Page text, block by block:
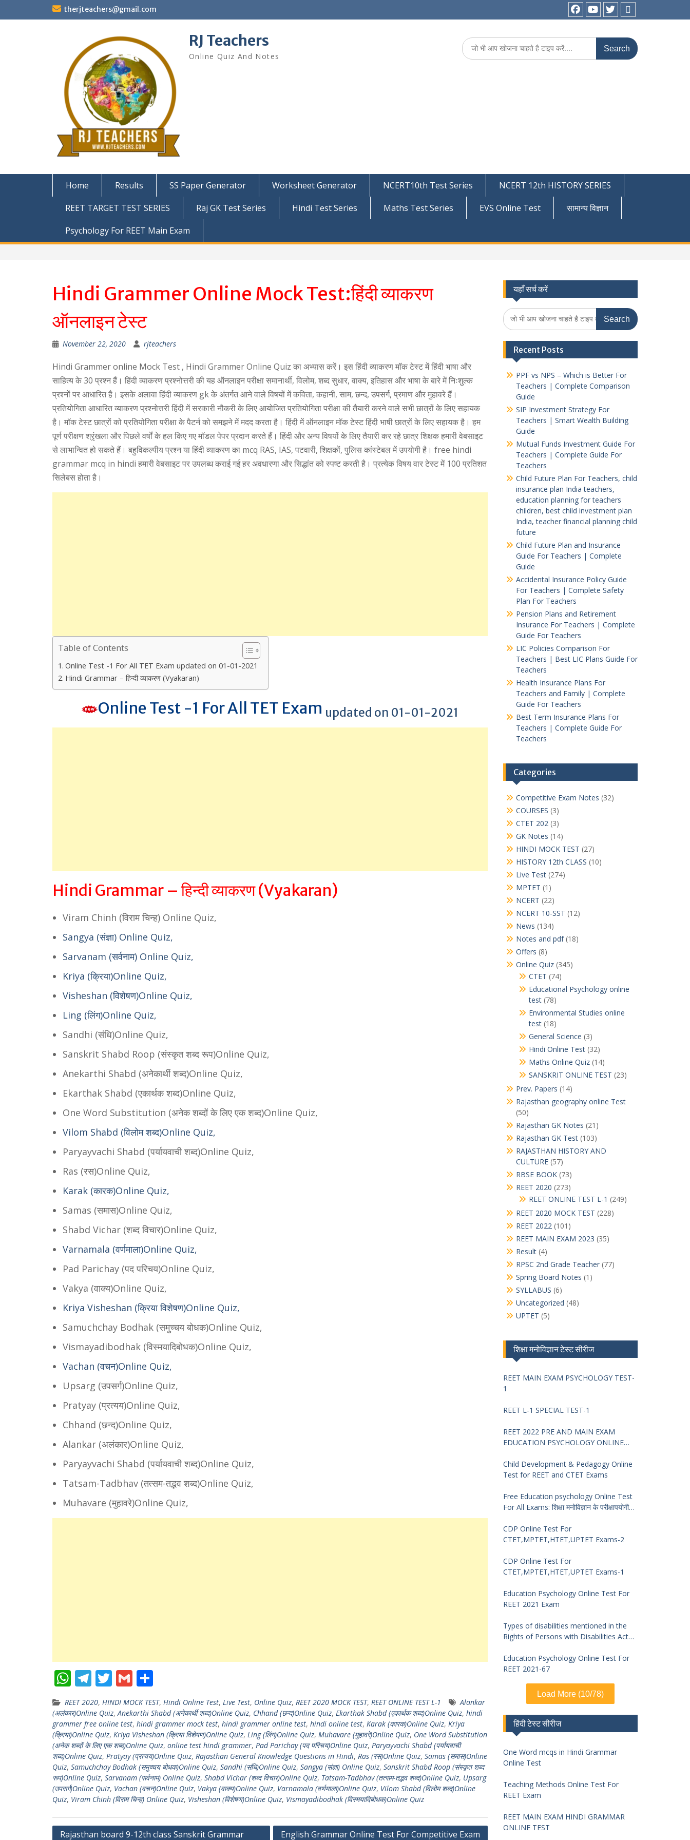
therjteachers@gmail.com
facebookyoutubeTwitterWhatsApp
RJ Teachers
Online Quiz And Notes
Search
for:
Home Results SS Paper Generator Worksheet Generator NCERT10th Test Series
NCERT 12th HISTORY SERIES
REET TARGET TEST SERIES
Raj GK Test Series Hindi Test Series Maths Test Series EVS Online Test
सामान्य विज्ञान
Psychology For REET Main Exam
Hindi Grammer Online Mock Test:हिंदी व्याकरण
ऑनलाइन टेस्ट
November 22, 2020 rjteachers
Hindi Grammer online Mock Test , Hindi Grammer Online Quiz का अभ्यास करें। इस हिंदी व्याकरण मॉक टेस्ट में हिंदी भाषा और
साहित्य के 30 प्रश्न हैं। हिंदी व्याकरण प्रश्नोत्तरी की यह ऑनलाइन परीक्षा समानार्थी, विलोम, शब्द सुधार, वाक्य, इतिहास और भाषा के बारे में निःशुल्क
प्रश्नों पर आधारित है। इसके अलावा हिंदी व्याकरण gk के अंतर्गत आने वाले विषयों में कविता, कहानी, साम, छन्द, उपसर्ग, प्रमाण और मुहावरे हैं।
प्रतियोगिता आधारित व्याकरण प्रश्नोत्तरी हिंदी में सरकारी नौकरी के लिए आयोजित प्रतियोगिता परीक्षा की तैयारी करने वाले सभी छात्रों के लिए सहायक
है। मॉक टेस्ट छात्रों को प्रतियोगिता परीक्षा के पैटर्न को समझने में मदद करता है। हिंदी में ऑनलाइन मॉक टेस्ट हिंदी भाषी छात्रों के लिए सहायक है। हम
पूर्ण परीक्षण श्रृंखला और पिछले वर्षों के हल किए गए मॉडल पेपर प्रदान करते हैं। हिंदी और अन्य विषयों के लिए तैयारी कर रहे छात्र शिक्षक हमारी वेबसाइट
से लाभान्वित हो सकते हैं। बहुविकल्पीय प्रश्न या हिंदी व्याकरण का mcq RAS, IAS, पटवारी, शिक्षकों, पुलिस कांस्टेबल में उपयोगी है। free hindi
grammar mcq in hindi हमारी वेबसाइट पर उपलब्ध कराई गई हर अवधारणा और सिद्धांत को स्पष्ट करती है। प्रत्येक विषय वार टेस्ट में 100 प्रतिशत
सिलेबस होता है।
Table of Contents
Online Test -1 For All TET Exam updated on 01-01-2021
Hindi Grammar – हिन्दी व्याकरण (Vyakaran)
Online Test -1 For All TET Exam updated on 01-01-2021
Hindi Grammar – हिन्दी व्याकरण (Vyakaran)
Viram Chinh (विराम चिन्ह) Online Quiz,
Sangya (संज्ञा) Online Quiz,
Sarvanam (सर्वनाम) Online Quiz,
Kriya (क्रिया)Online Quiz,
Visheshan (विशेषण)Online Quiz,
Ling (लिंग)Online Quiz,
Sandhi (संधि)Online Quiz,
Sanskrit Shabd Roop (संस्कृत शब्द रूप)Online Quiz,
Anekarthi Shabd (अनेकार्थी शब्द)Online Quiz,
Ekarthak Shabd (एकार्थक शब्द)Online Quiz,
One Word Substitution (अनेक शब्दों के लिए एक शब्द)Online Quiz,
Vilom Shabd (विलोम शब्द)Online Quiz,
Paryayvachi Shabd (पर्यायवाची शब्द)Online Quiz,
Ras (रस)Online Quiz,
Karak (कारक)Online Quiz,
Samas (समास)Online Quiz,
Shabd Vichar (शब्द विचार)Online Quiz,
Varnamala (वर्णमाला)Online Quiz,
Pad Parichay (पद परिचय)Online Quiz,
Vakya (वाक्य)Online Quiz,
Kriya Visheshan (क्रिया विशेषण)Online Quiz,
Samuchchay Bodhak (समुच्चय बोधक)Online Quiz,
Vismayadibodhak (विस्मयादिबोधक)Online Quiz,
Vachan (वचन)Online Quiz,
Upsarg (उपसर्ग)Online Quiz,
Pratyay (प्रत्यय)Online Quiz,
Chhand (छन्द)Online Quiz,
Alankar (अलंकार)Online Quiz,
Paryayvachi Shabd (पर्यायवाची शब्द)Online Quiz,
Tatsam-Tadbhav (तत्सम-तद्भव शब्द)Online Quiz,
Muhavare (मुहावरे)Online Quiz,
W
h
at
s
A
p
p
T
el
e
gr
a
m
T
w
itt
er
G
m
ai
l
h
ar
e
REET 2020, HINDI MOCK TEST, Hindi Online Test, Live Test, Online Quiz, REET 2020 MOCK TEST, REET ONLINE TEST L-1
Alankar
(अलंकार)Online Quiz,Anekarthi Shabd (अनेकार्थी शब्द)Online Quiz, Chhand (छन्द)Online Quiz, Ekarthak Shabd (एकार्थक शब्द)Online Quiz, hindi
grammer free online test, hindi grammer mock test, hindi grammer online test, hindi online test, Karak (कारक)Online Quiz, Kriya
(क्रिया)Online Quiz, Kriya Visheshan (क्रिया विशेषण)Online Quiz, Ling (लिंग)Online Quiz, Muhavare (मुहावरे)Online Quiz, One Word Substitution
(अनेक शब्दों के लिए एक शब्द)Online Quiz, online test hindi grammer, Pad Parichay (पद परिचय)Online Quiz, Paryayvachi Shabd (पर्यायवाची
शब्द)Online Quiz, Pratyay (प्रत्यय)Online Quiz, Rajasthan General Knowledge Questions in Hindi, Ras (रस)Online Quiz, Samas (समास)Online
Quiz, Samuchchay Bodhak (समुच्चय बोधक)Online Quiz, Sandhi (संधि)Online Quiz, Sangya (संज्ञा) Online Quiz, Sanskrit Shabd Roop (संस्कृत शब्द
रूप)Online Quiz, Sarvanam (सर्वनाम) Online Quiz, Shabd Vichar (शब्द विचार)Online Quiz, Tatsam-Tadbhav (तत्सम-तद्भव शब्द)Online Quiz, Upsarg
(उपसर्ग)Online Quiz, Vachan (वचन)Online Quiz, Vakya (वाक्य)Online Quiz, Varnamala (वर्णमाला)Online Quiz, Vilom Shabd (विलोम शब्द)Online
Quiz, Viram Chinh (विराम चिन्ह) Online Quiz, Visheshan (विशेषण)Online Quiz, Vismayadibodhak (विस्मयादिबोधक)Online Quiz
Rajasthan board 9-12th class Sanskrit Grammar English Grammar Online Test For Competitive Exam
यहाँ सर्च करें
Search
for:
Recent Posts
PPF vs NPS – Which is Better For
Teachers | Complete Comparison
Guide
SIP Investment Strategy For
Teachers | Smart Wealth Building
Guide
Mutual Funds Investment Guide For
Teachers | Complete Guide For
Teachers
Child Future Plan For Teachers, child
insurance plan India teachers,
education planning for teachers
children, best child investment plan
India, teacher financial planning child
future
Child Future Plan and Insurance
Guide For Teachers | Complete
Guide
Accidental Insurance Policy Guide
For Teachers | Complete Safety
Plan For Teachers
Pension Plans and Retirement
Insurance For Teachers | Complete
Guide For Teachers
LIC Policies Comparison For
Teachers | Best LIC Plans Guide For
Teachers
Health Insurance Plans For
Teachers and Family | Complete
Guide For Teachers
Best Term Insurance Plans For
Teachers | Complete Guide For
Teachers
Categories
Competitive Exam Notes (32)
COURSES (3)
CTET 202(3)
GK Notes (14)
HINDI MOCK TEST (27)
HISTORY 12th CLASS (10)
Live Test(274)
MPTET (1)
NCERT (22)
NCERT 10-SST (12)
News (134)
Notes and pdf(18)
Offers (8)
Online Quiz(345)
CTET (74)
Educational Psychology online
test(78)
Environmental Studies online
test(18)
General Science (3)
Hindi Online Test(32)
Maths Online Quiz(14)
SANSKRIT ONLINE TEST (23)
Prev. Papers (14)
Rajasthan geography online Test
(50)
Rajasthan GK Notes (21)
Rajasthan GK Test(103)
RAJASTHAN HISTORY AND
CULTURE(57)
RBSE BOOK(73)
REET 2020 (273)
REET ONLINE TEST L-1 (249)
REET 2020 MOCK TEST (228)
REET 2022(101)
REET MAIN EXAM 2023 (35)
Result(4)
RPSC 2nd Grade Teacher(77)
Spring Board Notes (1)
SYLLABUS (6)
Uncategorized (48)
UPTET (5)
शिक्षा मनोविज्ञान टेस्ट सीरीज
REET MAIN EXAM PSYCHOLOGY TEST-
1
REET L-1 SPECIAL TEST-1
REET 2022 PRE AND MAIN EXAM
EDUCATION PSYCHOLOGY ONLINE
Child Development & Pedagogy Online
Test for REET and CTET Exams
Free Education psychology Online Test
For All Exams: शिक्षा मनोविज्ञान के परीक्षापयोगी
CDP Online Test For
CTET,MPTET,HTET,UPTET Exams-2
CDP Online Test For
CTET,MPTET,HTET,UPTET Exams-1
Education Psychology Online Test For
REET 2021 Exam
Types of disabilities mentioned in the
Rights of Persons with Disabilities Act
Education Psychology Online Test For
REET 2021-67
Load More (10/78)
हिंदी टेस्ट सीरीज
One Word mcqs in Hindi Grammar
Online Test
Teaching Methods Online Test For
REET Exam
REET MAIN EXAM HINDI GRAMMAR
ONLINE TEST